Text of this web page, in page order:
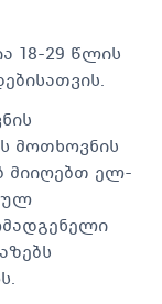
18-29 წლის
მოთხოვნის
მიიღებთ ელ-